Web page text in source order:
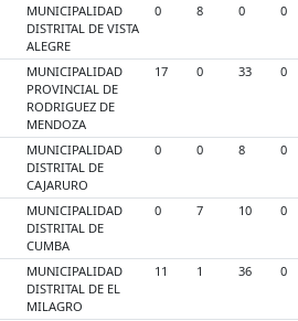
MUNICIPALIDAD
DISTRITAL DE VISTA
ALEGRE
0 8 0 0
MUNICIPALIDAD
PROVINCIAL DE
RODRIGUEZ DE
MENDOZA
17 0 33 0
MUNICIPALIDAD
DISTRITAL DE
CAJARURO
0 0 8 0
MUNICIPALIDAD
DISTRITAL DE
CUMBA
0 7 10 0
MUNICIPALIDAD
DISTRITAL DE EL
MILAGRO
11 1 36 0